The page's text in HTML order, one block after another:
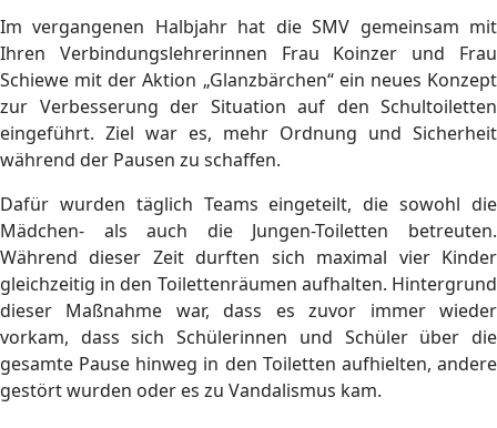
Im vergangenen Halbjahr hat die SMV gemeinsam mit
Ihren Verbindungslehrerinnen Frau Koinzer und Frau
Schiewe mit der Aktion „Glanzbärchen“ ein neues Konzept
zur Verbesserung der Situation auf den Schultoiletten
eingeführt. Ziel war es, mehr Ordnung und Sicherheit
während der Pausen zu schaffen.
Dafür wurden täglich Teams eingeteilt, die sowohl die
Mädchen- als auch die Jungen-Toiletten betreuten.
Während dieser Zeit durften sich maximal vier Kinder
gleichzeitig in den Toilettenräumen aufhalten. Hintergrund
dieser Maßnahme war, dass es zuvor immer wieder
vorkam, dass sich Schülerinnen und Schüler über die
gesamte Pause hinweg in den Toiletten aufhielten, andere
gestört wurden oder es zu Vandalismus kam.